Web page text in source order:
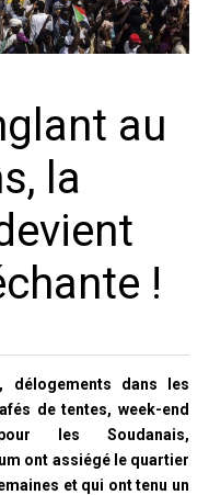
au
la
!
délogements dans les
de tentes, week-end
les Soudanais,
ont assiégé le quartier
et qui ont tenu un